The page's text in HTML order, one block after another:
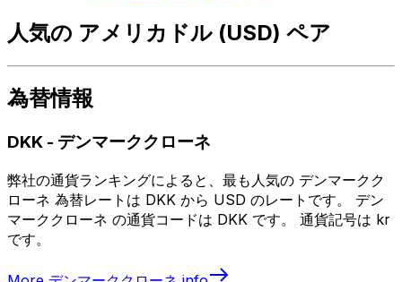
人気の アメリカドル (USD) ペア
為替情報
DKK - デンマーククローネ
弊社の通貨ランキングによると、最も人気の デンマークク
ローネ 為替レートは DKK から USD のレートです。 デン
マーククローネ の通貨コードは DKK です。 通貨記号は kr
です。